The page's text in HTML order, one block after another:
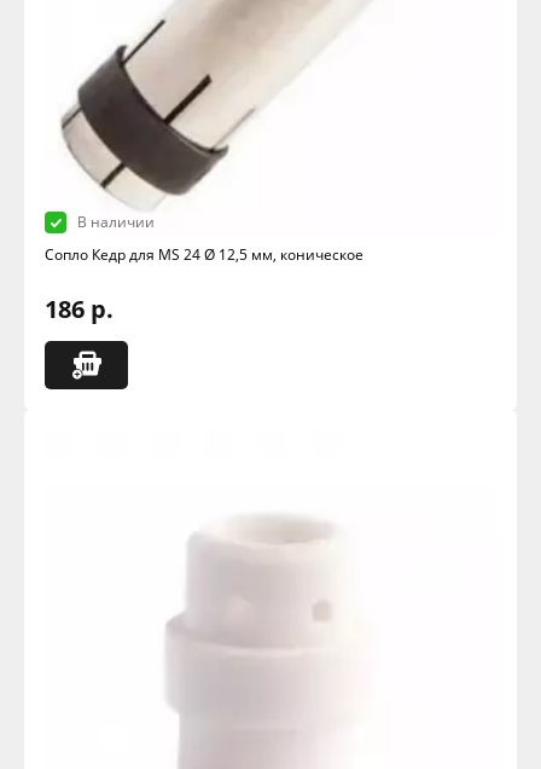
В наличии
Сопло Кедр для MS 24 Ø 12,5 мм, коническое
186 р.